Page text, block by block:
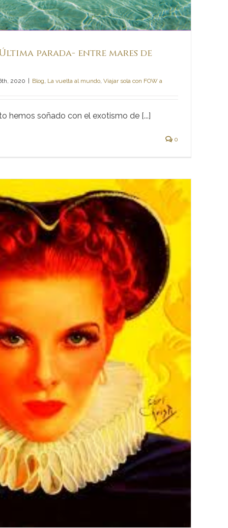
parada- entre mares de
2020 Blog, La vuelta al mundo, Viajar sola con FOW a
hemos soñado con el exotismo de [...]
0